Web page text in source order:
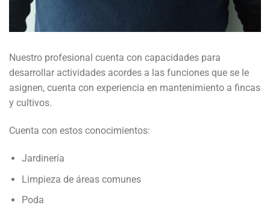
Nuestro profesional cuenta con capacidades para
desarrollar actividades acordes a las funciones que se le
asignen, cuenta con experiencia en mantenimiento a fincas
y cultivos.
Cuenta con estos conocimientos:
Jardinería
Limpieza de áreas comunes
Poda